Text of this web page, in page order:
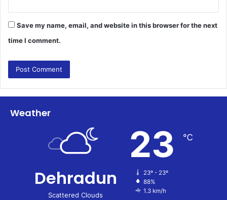
Save my name, email, and website in this browser for the next
time I comment.
Weather
Dehradun
Scattered Clouds
23 ℃
23º - 23º
88%
1.3 km/h